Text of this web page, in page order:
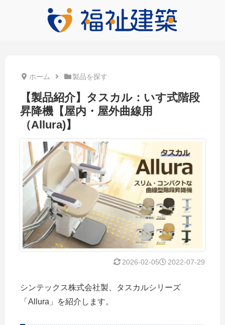
ホーム 製品を探す
【製品紹介】タスカル：いす式階段
昇降機【屋内・屋外曲線用
（Allura)】
2022-07-29
2026-02-05
シンテックス株式会社製、タスカルシリーズ
「Allura」を紹介します。